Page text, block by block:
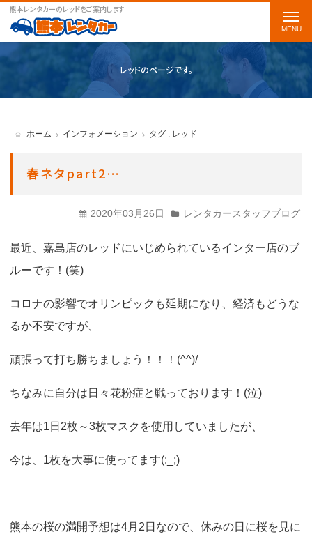
熊本レンタカーのレッドをご案内します
レッドのページです。
ホーム インフォメーション タグ : レッド
春ネタpart2…
2020年03月26日 レンタカースタッフブログ
最近、嘉島店のレッドにいじめられているインター店のブ
ルーです！(笑)
コロナの影響でオリンピックも延期になり、経済もどうな
るか不安ですが、
頑張って打ち勝ちましょう！！！(^^)/
ちなみに自分は日々花粉症と戦っております！(泣)
去年は1日2枚～3枚マスクを使用していましたが、
今は、1枚を大事に使ってます(:_;)
熊本の桜の満開予想は4月2日なので、休みの日に桜を見に
t
o
g
l
i
i